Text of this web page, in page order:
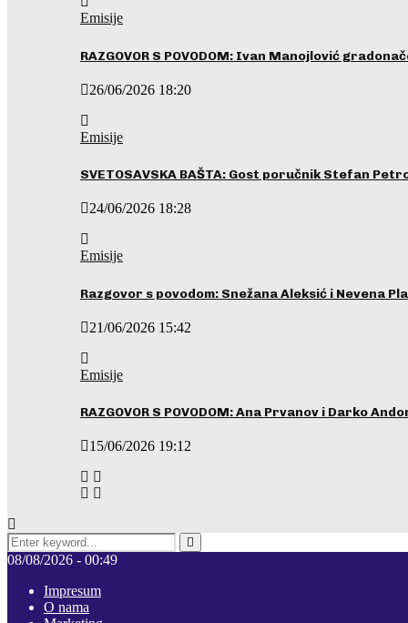
Emisije
RAZGOVOR S POVODOM: Ivan Manojlović
26/06/2026 18:20
Emisije
SVETOSAVSKA BAŠTA: Gost poručnik Stefan
24/06/2026 18:28
Emisije
Razgovor s povodom: Snežana Aleksić i Nevena
21/06/2026 15:42
Emisije
RAZGOVOR S POVODOM: Ana Prvanov i Darko
15/06/2026 19:12
Search
for:
Pretraga
08/08/2026 - 00:49
Impresum
O nama